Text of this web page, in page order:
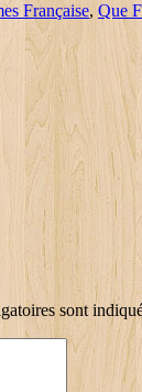
Française, Que
sont